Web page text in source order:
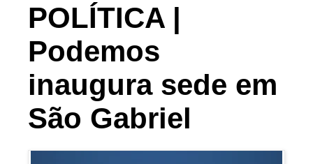
POLÍTICA |
Podemos
inaugura sede em
São Gabriel